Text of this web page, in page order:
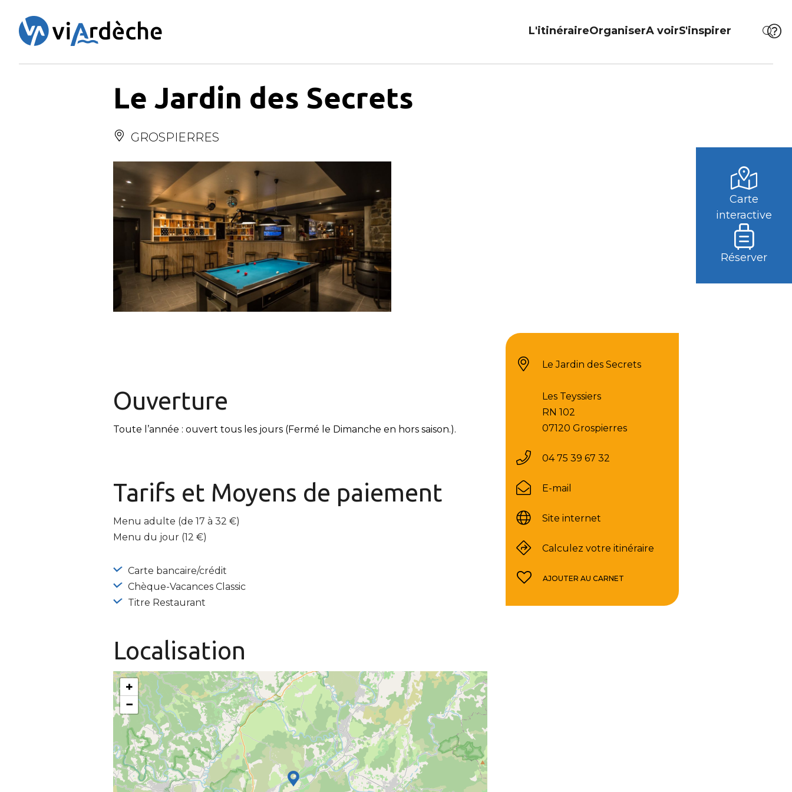
Carte
interactive
Réserver
L'itinéraireOrganiserA voirS'inspirer
Le Jardin des Secrets
GROSPIERRES
Ouverture
Toute l’année : ouvert tous les jours (Fermé le Dimanche en hors saison.).
Tarifs et Moyens de paiement
Menu adulte (de 17 à 32 €)
Menu du jour (12 €)
Carte bancaire/crédit
Chèque-Vacances Classic
Titre Restaurant
Localisation
+
−
Le Jardin des Secrets
Les Teyssiers
RN 102
07120 Grospierres
04 75 39 67 32
E-mail
Site internet
Calculez votre itinéraire
AJOUTER AU CARNET